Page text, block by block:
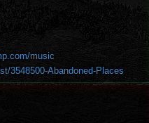
music
3548500-Abandoned-Places